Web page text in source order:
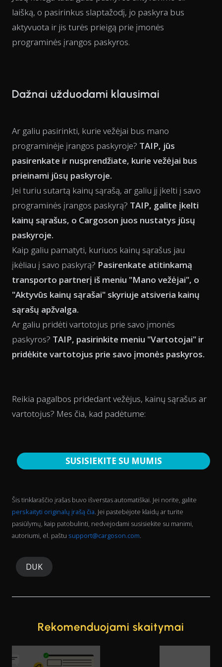
laišką, o pasirinkus slaptažodį, jo paskyra bus
aktyvuota ir jis turės prieigą prie įmonės
programinės įrangos paskyros.
Dažnai užduodami klausimai
Ar galiu pasirinkti, kurie vežėjai bus mano
programinėje įrangos paskyroje? TAIP, jūs
pasirenkate ir nusprendžiate, kurie vežėjai bus
prieinami jūsų paskyroje.
Jei turiu sutartą kainų sąrašą, ar galiu jį įkelti į savo
programinės įrangos paskyrą? TAIP, galite įkelti
kainų sąrašus, o Cargoson juos nustatys jūsų
paskyroje.
Kaip galiu pamatyti, kuriuos kainų sąrašus jau
įkėliau į savo paskyrą? Pasirenkate atitinkamą
transporto partnerį iš meniu "Mano vežėjai", o
"Aktyvūs kainų sąrašai" skyriuje atsiveria kainų
sąrašų apžvalga.
Ar galiu pridėti vartotojus prie savo įmonės
paskyros? TAIP, pasirinkite meniu "Vartotojai" ir
pridėkite vartotojus prie savo įmonės paskyros.
Reikia pagalbos pridedant vežėjus, kainų sąrašus ar
vartotojus? Mes čia, kad padėtume:
SUSISIEKITE SU MUMIS
Šis tinklaraščio įrašas buvo išverstas automatiškai. Jei norite, galite
perskaityti originalų įrašą čia. Jei pastebėjote klaidų ar turite
pasiūlymų, kaip patobulinti, nedvejodami susisiekite su manimi,
autoriumi, el. paštu support@cargoson.com.
DUK
Rekomenduojami skaitymai